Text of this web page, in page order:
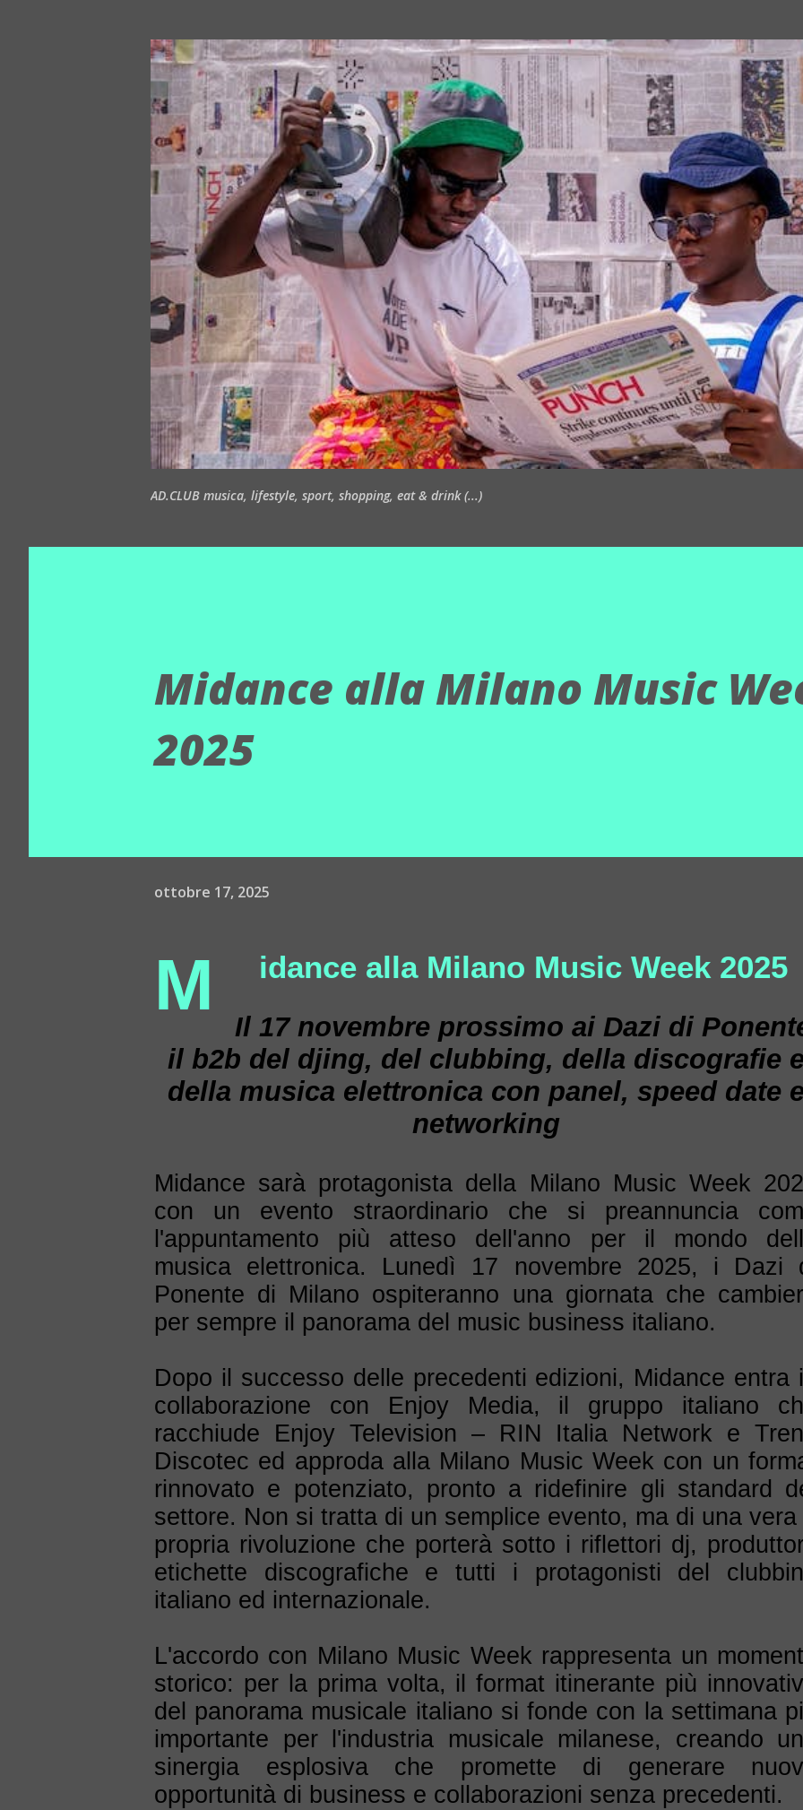
AD.CLUB musica, lifestyle, sport, shopping, eat & drink (...)
Midance alla Milano Music
2025
ottobre 17, 2025
M idance alla Milano Music Week 2025
Il 17 novembre prossimo ai Dazi di
il b2b del djing, del clubbing, della discografie
della musica elettronica con panel, speed date
networking
Midance sarà protagonista della Milano Music Week
con un evento straordinario che si preannuncia
l'appuntamento più atteso dell'anno per il mondo
musica elettronica. Lunedì 17 novembre 2025, i Dazi
Ponente di Milano ospiteranno una giornata che
per sempre il panorama del music business italiano.
Dopo il successo delle precedenti edizioni, Midance entra
collaborazione con Enjoy Media, il gruppo italiano
racchiude Enjoy Television – RIN Italia Network e
Discotec ed approda alla Milano Music Week con un
rinnovato e potenziato, pronto a ridefinire gli standard
settore. Non si tratta di un semplice evento, ma di una vera
propria rivoluzione che porterà sotto i riflettori dj,
etichette discografiche e tutti i protagonisti del
italiano ed internazionale.
L'accordo con Milano Music Week rappresenta un
storico: per la prima volta, il format itinerante più
del panorama musicale italiano si fonde con la settimana
importante per l'industria musicale milanese, creando
sinergia esplosiva che promette di generare
opportunità di business e collaborazioni senza precedenti.